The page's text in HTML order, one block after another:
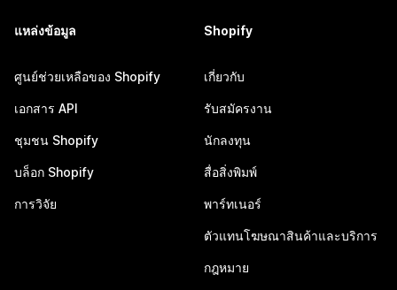
แหล่งข้อมูล
ศูนย์ช่วยเหลือของ Shopify
เอกสาร API
ชุมชน Shopify
บล็อก Shopify
การวิจัย
Shopify
เกี่ยวกับ
รับสมัครงาน
นักลงทุน
สื่อสิ่งพิมพ์
พาร์ทเนอร์
ตัวแทนโฆษณาสินค้าและบริการ
กฎหมาย